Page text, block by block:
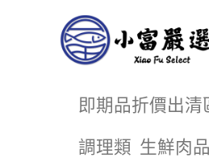
即期品折價出清
調理類 生鮮肉